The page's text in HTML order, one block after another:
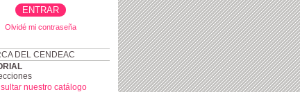
Olvidé mi contraseña
DEL CENDEAC
nuestro catálogo